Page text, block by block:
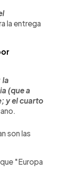
la entrega
la
(que a
y el cuarto
son las
"Europa